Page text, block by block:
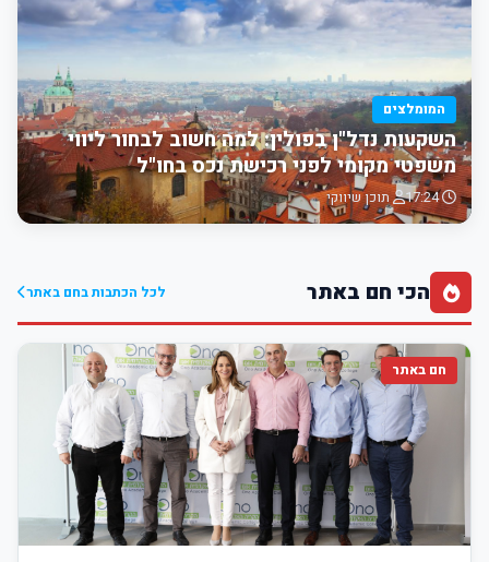
המומלצים
השקעות נדל"ן בפולין: למה חשוב לבחור ליווי
משפטי מקומי לפני רכישת נכס בחו"ל
17:24 תוכן שיווקי
הכי חם באתר לכל הכתבות בחם באתר
חם באתר